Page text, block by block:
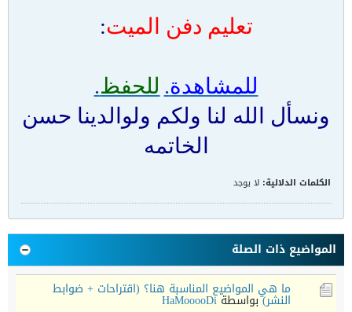
تعليم دفن الميت:
للمشاهدة. للحفظ.
ونسأل الله لنا ولكم ولوالدينا حسن
الخاتمه
الكلمات الدلالية: لا يوجد
المواضيع ذات الصلة
ما هي المواضيع المناسبة هنا؟ (اقتراحات + ضوابط
النشر) بواسطةHaMooooDi